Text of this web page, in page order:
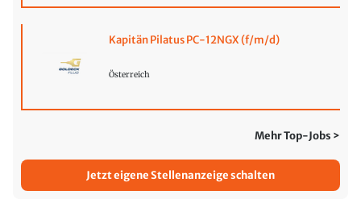
Kapitän Pilatus PC-12NGX (f/m/d)
Österreich
Mehr Top-Jobs >
Jetzt eigene Stellenanzeige schalten